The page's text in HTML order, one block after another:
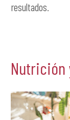
resultados.
Nutrición